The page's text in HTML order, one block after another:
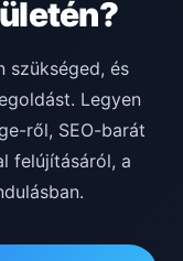
szükséged, és
Legyen
ről, SEO-barát
felújításáról, a